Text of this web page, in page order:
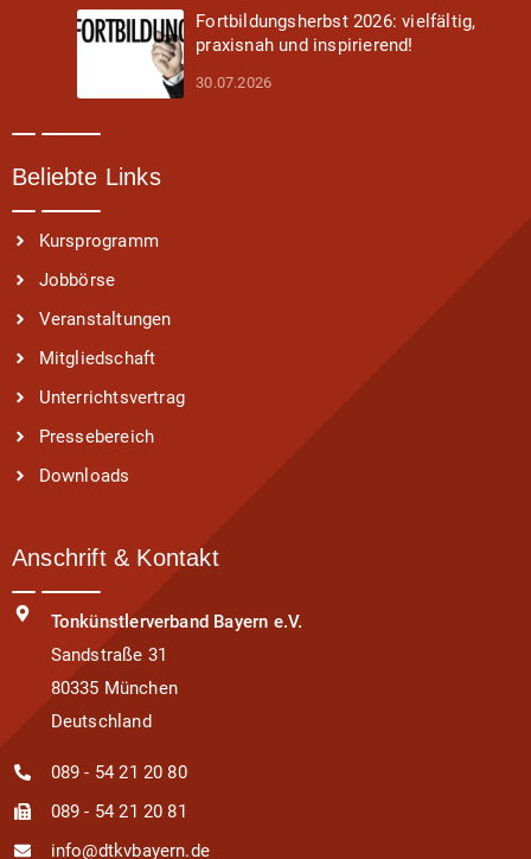
Fortbildungsherbst 2026: vielfältig,
praxisnah und inspirierend!
30.07.2026
Beliebte Links
Kursprogramm
Jobbörse
Veranstaltungen
Mitgliedschaft
Unterrichtsvertrag
Pressebereich
Downloads
Anschrift & Kontakt
Tonkünstlerverband Bayern e.V.
Sandstraße 31
80335 München
Deutschland
089 - 54 21 20 80
089 - 54 21 20 81
info@dtkvbayern.de